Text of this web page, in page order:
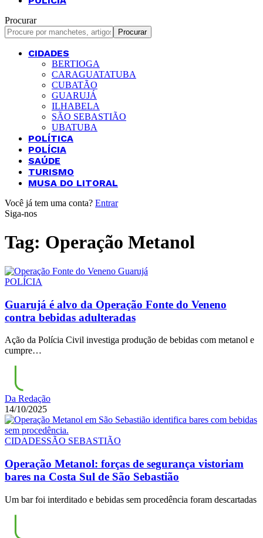
Procurar
CIDADES
BERTIOGA
CARAGUATATUBA
CUBATÃO
GUARUJÁ
ILHABELA
SÃO SEBASTIÃO
UBATUBA
POLÍTICA
POLÍCIA
SAÚDE
TURISMO
MUSA DO LITORAL
Você já tem uma conta? Entrar
Siga-nos
Tag: Operação Metanol
POLÍCIA
Guarujá é alvo da Operação Fonte do Veneno
contra bebidas adulteradas
Ação da Polícia Civil investiga produção de bebidas com metanol e
cumpre…
Da Redação
14/10/2025
CIDADESSÃO SEBASTIÃO
Operação Metanol: forças de segurança vistoriam
bares na Costa Sul de São Sebastião
Um bar foi interditado e bebidas sem procedência foram descartadas